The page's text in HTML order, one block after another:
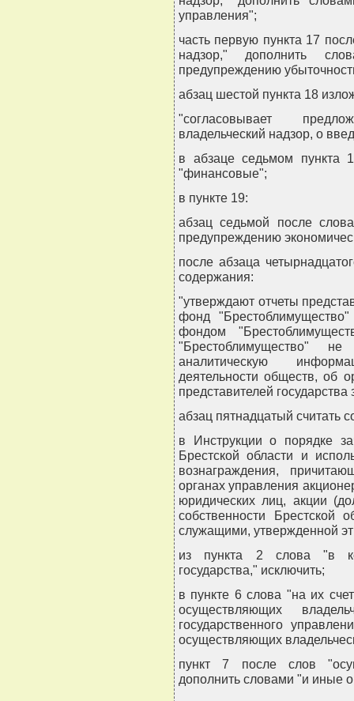
управления";
часть первую пункта 17
надзор," дополнить
предупреждению
абзац шестой пункта 18
"согласовывает
владельческий надзор, о
в абзаце седьмом пункта
"финансовые";
в пункте 19:
абзац седьмой после
предупреждению
после абзаца
содержания:
"утверждают отчеты
фонд
фондом
"Брестоблимущество"
аналитическую
деятельности обществ, об
представителей государства
абзац пятнадцатый считать
в Инструкции о порядке
Брестской области и
вознаграждения,
органах управления
юридических лиц, акции
собственности Брестской
служащими, утвержденной
из пункта 2 слова "в
государства," исключить;
в пункте 6 слова "на их
осуществляющих
государственного
осуществляющих
пункт 7 после слов
дополнить словами "и иные